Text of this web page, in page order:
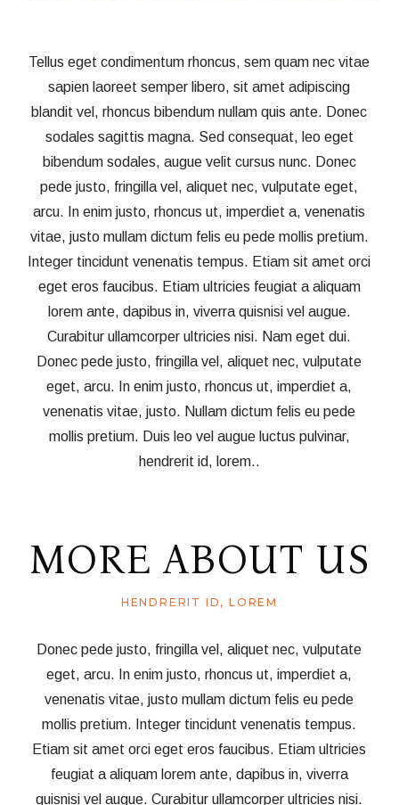
Tellus eget condimentum rhoncus, sem quam nec vitae
sapien laoreet semper libero, sit amet adipiscing
blandit vel, rhoncus bibendum nullam quis ante. Donec
sodales sagittis magna. Sed consequat, leo eget
bibendum sodales, augue velit cursus nunc. Donec
pede justo, fringilla vel, aliquet nec, vulputate eget,
arcu. In enim justo, rhoncus ut, imperdiet a, venenatis
vitae, justo mullam dictum felis eu pede mollis pretium.
Integer tincidunt venenatis tempus. Etiam sit amet orci
eget eros faucibus. Etiam ultricies feugiat a aliquam
lorem ante, dapibus in, viverra quisnisi vel augue.
Curabitur ullamcorper ultricies nisi. Nam eget dui.
Donec pede justo, fringilla vel, aliquet nec, vulputate
eget, arcu. In enim justo, rhoncus ut, imperdiet a,
venenatis vitae, justo. Nullam dictum felis eu pede
mollis pretium. Duis leo vel augue luctus pulvinar,
hendrerit id, lorem..
MORE ABOUT US
HENDRERIT ID, LOREM
Donec pede justo, fringilla vel, aliquet nec, vulputate
eget, arcu. In enim justo, rhoncus ut, imperdiet a,
venenatis vitae, justo mullam dictum felis eu pede
mollis pretium. Integer tincidunt venenatis tempus.
Etiam sit amet orci eget eros faucibus. Etiam ultricies
feugiat a aliquam lorem ante, dapibus in, viverra
quisnisi vel augue. Curabitur ullamcorper ultricies nisi.